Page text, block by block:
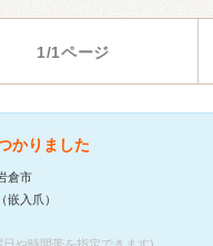
1/1ページ
かりました
倉市
嵌入爪）